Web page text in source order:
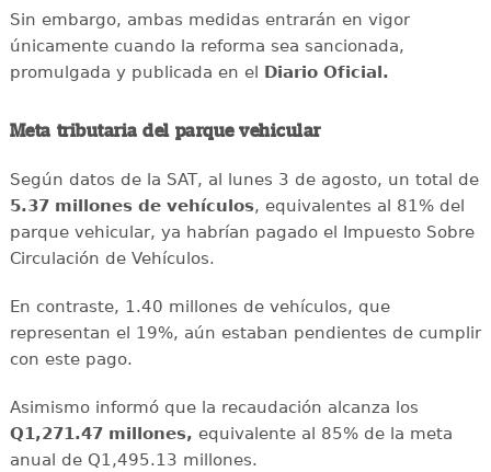
Sin embargo, ambas medidas entrarán en vigor
únicamente cuando la reforma sea sancionada,
promulgada y publicada en el Diario Oficial.
Meta tributaria del parque vehicular
Según datos de la SAT, al lunes 3 de agosto, un total de
5.37 millones de vehículos, equivalentes al 81% del
parque vehicular, ya habrían pagado el Impuesto Sobre
Circulación de Vehículos.
En contraste, 1.40 millones de vehículos, que
representan el 19%, aún estaban pendientes de cumplir
con este pago.
Asimismo informó que la recaudación alcanza los
Q1,271.47 millones, equivalente al 85% de la meta
anual de Q1,495.13 millones.